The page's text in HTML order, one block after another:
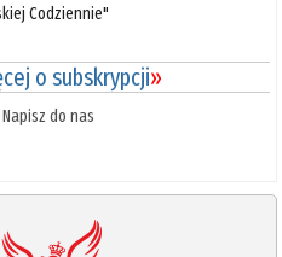
Codziennie"
o subskrypcji»
do nas